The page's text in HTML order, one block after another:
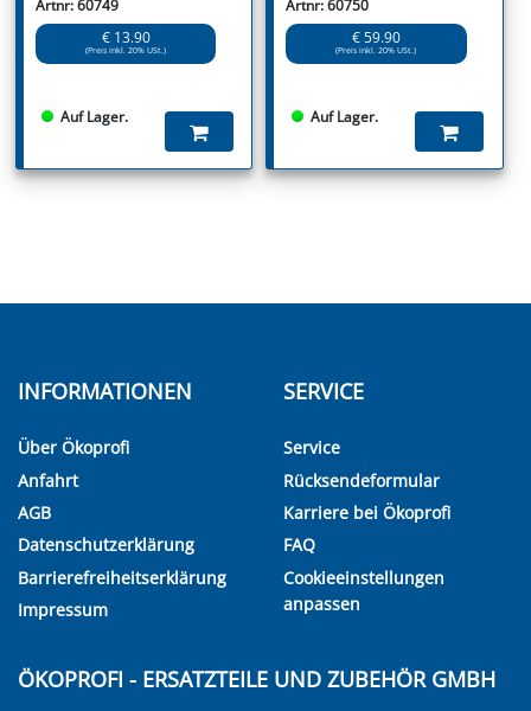
Artnr: 60749
€ 13.90
(Preis inkl. 20% USt.)
Auf Lager.
Artnr: 60750
€ 59.90
(Preis inkl. 20% USt.)
Auf Lager.
INFORMATIONEN
Über Ökoprofi
Anfahrt
AGB
Datenschutzerklärung
Barrierefreiheitserklärung
Impressum
SERVICE
Service
Rücksendeformular
Karriere bei Ökoprofi
FAQ
Cookieeinstellungen
anpassen
ÖKOPROFI - ERSATZTEILE UND ZUBEHÖR GMBH